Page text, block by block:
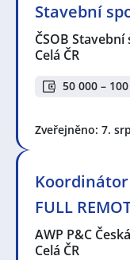
Stavební
ČSOB
Celá ČR
50 000 –
Zveřejněno: 7.
FULL
AWP P&C
Celá ČR